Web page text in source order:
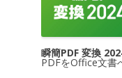
瞬簡PDF 変換
PDFをOffice文書